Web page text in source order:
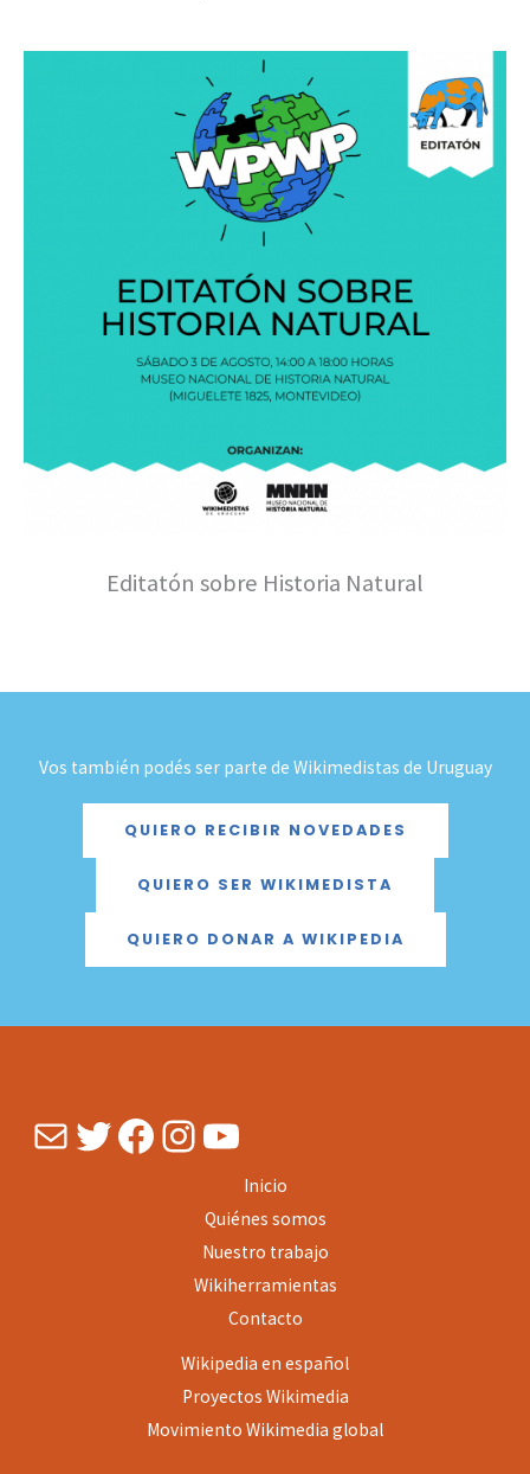
Editatón sobre Historia Natural
Vos también podés ser parte de Wikimedistas de Uruguay
QUIERO RECIBIR NOVEDADES
QUIERO SER WIKIMEDISTA
QUIERO DONAR A WIKIPEDIA
MailTwitter
Facebook
Instagram
YouTube
Inicio
Quiénes somos
Nuestro trabajo
Wikiherramientas
Contacto
Wikipedia en español
Proyectos Wikimedia
Movimiento Wikimedia global